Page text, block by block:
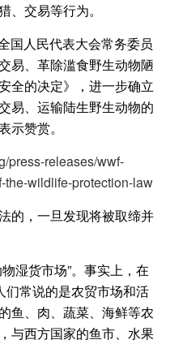
、交易等行为。
人民代表大会常务委员
易、革除滥食野生动物陋
全的决定》，进一步确立
易、运输陆生野生动物的
示赞赏。
press-releases/wwf-
the-wildlife-protection-law
，一旦发现将被取缔并
货市场”。事实上，在
们常说的是农贸市场和活
鱼、肉、蔬菜、海鲜等农
与西方国家的鱼市、水果